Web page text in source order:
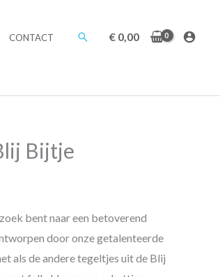
CONTACT Zoeken
€0,00
Bijtje
bent naar een betoverend
door onze getalenteerde
als de andere tegeltjes uit de Blij